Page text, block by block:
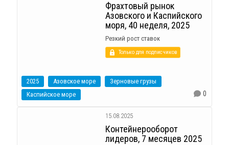
Фрахтовый рынок
Азовского и Каспийского
моря, 40 неделя, 2025
Резкий рост ставок
Только для подписчиков
2025 Азовское море
Зерновые грузы
Каспийское море
0
15.08.2025
Контейнерооборот
лидеров, 7 месяцев 2025